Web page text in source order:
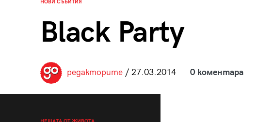
НОВИ СЪБИТИЯ
Black Party
редакторите/ 27.03.2014 0 коментара